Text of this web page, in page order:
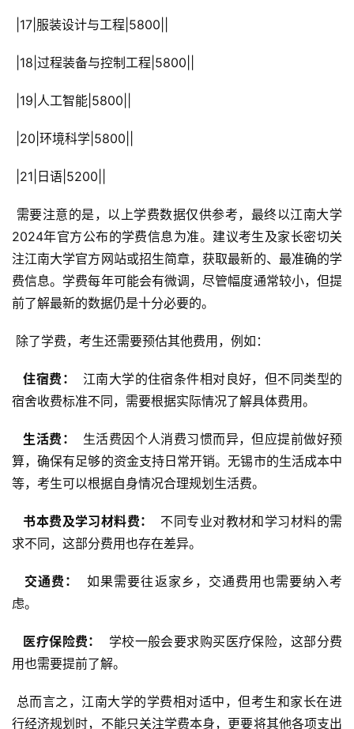
|17|服装设计与工程|5800||
|18|过程装备与控制工程|5800||
|19|人工智能|5800||
|20|环境科学|5800||
|21|日语|5200||
2024年官方公布的学费信息为准。建议考生及家长密切关
注江南大学官方网站或招生简章，获取最新的、最准确的学
费信息。学费每年可能会有微调，尽管幅度通常较小，但提
前了解最新的数据仍是十分必要的。
除了学费，考生还需要预估其他费用，例如：
  住宿费：
江南大学的住宿条件相对良好，但不同类型的
宿舍收费标准不同，需要根据实际情况了解具体费用。
  生活费：
生活费因个人消费习惯而异，但应提前做好预
算，确保有足够的资金支持日常开销。无锡市的生活成本中
等，考生可以根据自身情况合理规划生活费。
  书本费及学习材料费：
不同专业对教材和学习材料的需
求不同，这部分费用也存在差异。
  交通费：
如果需要往返家乡，交通费用也需要纳入考
虑。
  医疗保险费：
学校一般会要求购买医疗保险，这部分费
用也需要提前了解。
行经济规划时，不能只关注学费本身，更要将其他各项支出